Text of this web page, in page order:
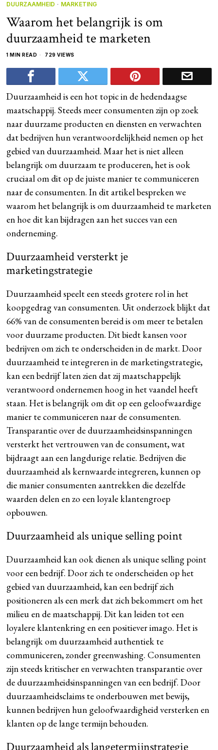
DUURZAAMHEID · MARKETING
Waarom het belangrijk is om
duurzaamheid te marketen
1 MIN READ 729 VIEWS
Duurzaamheid is een hot topic in de hedendaagse
maatschappij. Steeds meer consumenten zijn op zoek
naar duurzame producten en diensten en verwachten
dat bedrijven hun verantwoordelijkheid nemen op het
gebied van duurzaamheid. Maar het is niet alleen
belangrijk om duurzaam te produceren, het is ook
cruciaal om dit op de juiste manier te communiceren
naar de consumenten. In dit artikel bespreken we
waarom het belangrijk is om duurzaamheid te marketen
en hoe dit kan bijdragen aan het succes van een
onderneming.
Duurzaamheid versterkt je
marketingstrategie
Duurzaamheid speelt een steeds grotere rol in het
koopgedrag van consumenten. Uit onderzoek blijkt dat
66% van de consumenten bereid is om meer te betalen
voor duurzame producten. Dit biedt kansen voor
bedrijven om zich te onderscheiden in de markt. Door
duurzaamheid te integreren in de marketingstrategie,
kan een bedrijf laten zien dat zij maatschappelijk
verantwoord ondernemen hoog in het vaandel heeft
staan. Het is belangrijk om dit op een geloofwaardige
manier te communiceren naar de consumenten.
Transparantie over de duurzaamheidsinspanningen
versterkt het vertrouwen van de consument, wat
bijdraagt aan een langdurige relatie. Bedrijven die
duurzaamheid als kernwaarde integreren, kunnen op
die manier consumenten aantrekken die dezelfde
waarden delen en zo een loyale klantengroep
opbouwen.
Duurzaamheid als unique selling point
Duurzaamheid kan ook dienen als unique selling point
voor een bedrijf. Door zich te onderscheiden op het
gebied van duurzaamheid, kan een bedrijf zich
positioneren als een merk dat zich bekommert om het
milieu en de maatschappij. Dit kan leiden tot een
loyalere klantenkring en een positiever imago. Het is
belangrijk om duurzaamheid authentiek te
communiceren, zonder greenwashing. Consumenten
zijn steeds kritischer en verwachten transparantie over
de duurzaamheidsinspanningen van een bedrijf. Door
duurzaamheidsclaims te onderbouwen met bewijs,
kunnen bedrijven hun geloofwaardigheid versterken en
klanten op de lange termijn behouden.